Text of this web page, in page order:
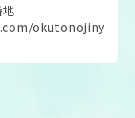
okutonojiny